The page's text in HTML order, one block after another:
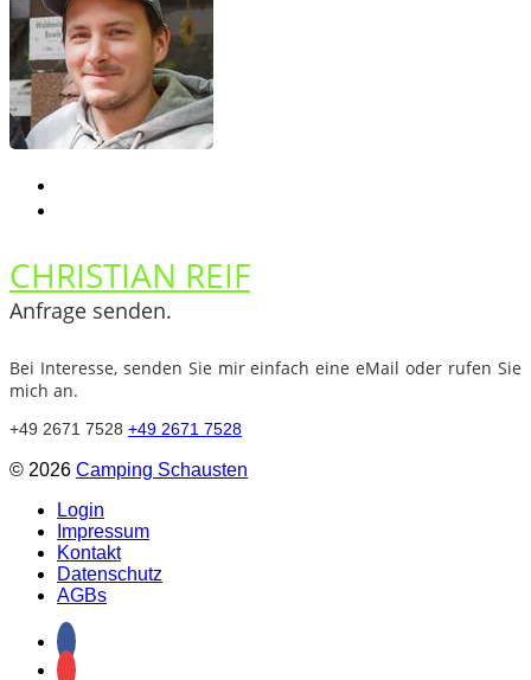
CHRISTIAN REIF
Anfrage senden.
Bei Interesse, senden Sie mir einfach eine eMail oder rufen Sie
mich an.
+49 2671 7528 +49 2671 7528
© 2026 Camping Schausten
Login
Impressum
Kontakt
Datenschutz
AGBs